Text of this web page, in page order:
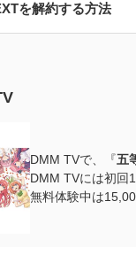
を解約する方法
DMM TVで、『五
DMM TVには初回
無料体験中は